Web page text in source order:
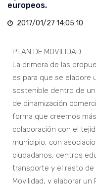
europeos.
2017/01/27 14:05:10
PLAN DE MOVILIDAD.
La primera de las
es para que se elabore
sostenible dentro de
de dinamización
forma que creemos
colaboración con el
municipio, con
ciudadanos, centros
transporte y el resto
Movilidad, y elaborar un